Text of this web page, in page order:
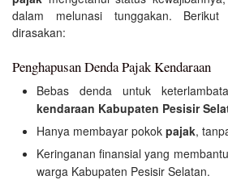
dalam melunasi tunggakan.
dirasakan:
Penghapusan Denda Pajak Kendaraan
Bebas denda untuk
kendaraan Kabupaten Pesisir
Hanya membayar pokok pajak,
Keringanan finansial yang
warga Kabupaten Pesisir Selatan.